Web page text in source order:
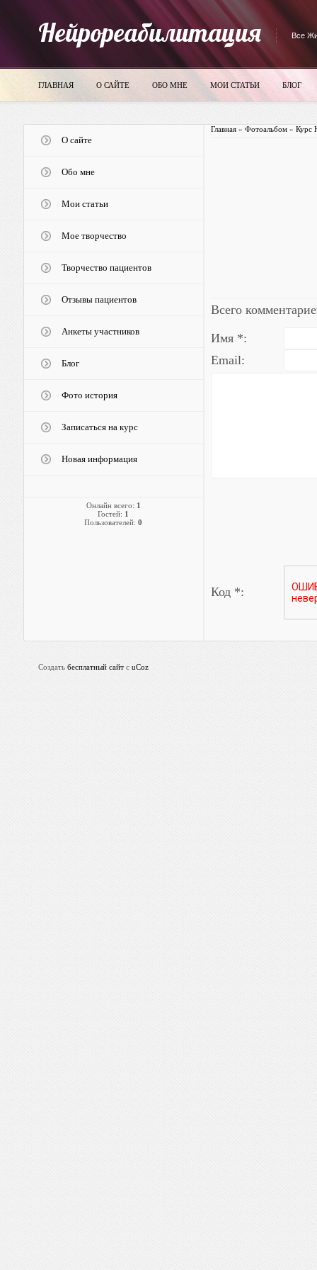
Нейрореабилитация Все
ГЛАВНАЯ О САЙТЕ ОБО МНЕ МОИ СТАТЬИ БЛОГ
О сайте
Обо мне
Мои статьи
Мое творчество
Творчество пациентов
Отзывы пациентов
Анкеты участников
Блог
Фото история
Записаться на курс
Новая информация
Онлайн всего: 1
Гостей: 1
Пользователей: 0
Главная» Фотоальбом» Курс
Всего
Имя *:
Email:
Код *:
Создать бесплатный сайт с uCoz